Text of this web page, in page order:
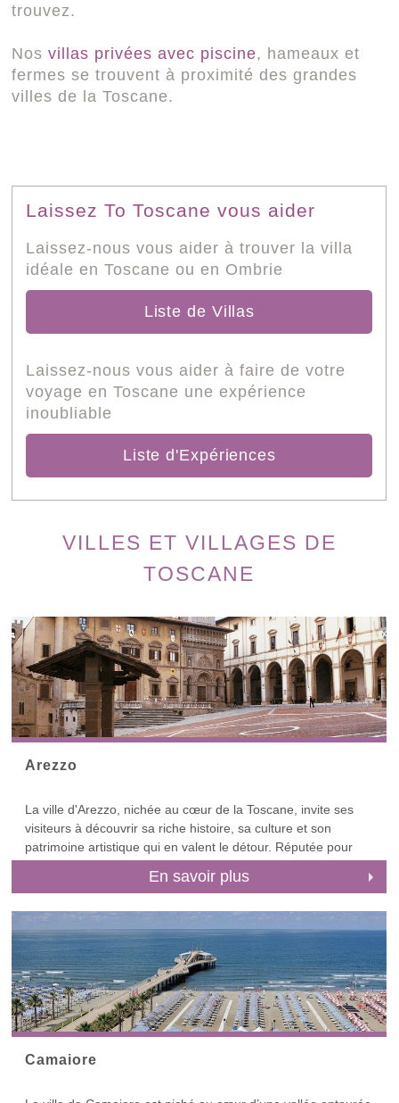
trouvez.
Nosvillas privées avec piscine, hameaux et
fermes se trouvent à proximité des grandes
villes de la Toscane.
Laissez To Toscane vous aider
Laissez-nous vous aider à trouver la villa
idéale en Toscane ou en Ombrie
Liste de Villas
Laissez-nous vous aider à faire de votre
voyage en Toscane une expérience
inoubliable
Liste d'Expériences
VILLES ET VILLAGES DE
TOSCANE
Arezzo
La ville d'Arezzo, nichée au cœur de la Toscane, invite ses
visiteurs à découvrir sa riche histoire, sa culture et son
patrimoine artistique qui en valent le détour. Réputée pour
Francesca, cette ville enchanteresse possède une
l'emblématique Piazza Grande qui se trouve à un angle. Le
passé historique d'Arezzo, qui remonte à l'époque étrusque,
se dévoile au fil de ses rues tortueuses. Au-delà de son attrait
artistique, Arezzo offre une atmosphère vibrante débordant
d'un charme toscan authentique, avec ses marchés animés,
ses trattorias pittoresques à la cuisine locale généreuse.
Située à mi-chemin entre Florence et Pérouse, Arezzo est
En savoir plus
Camaiore